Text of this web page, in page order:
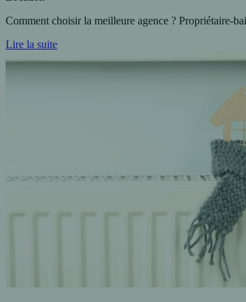
Comment choisir la meilleure agence ? Propriétaire-
Lire la suite